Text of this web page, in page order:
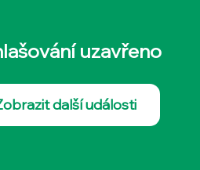
uzavřeno
další události